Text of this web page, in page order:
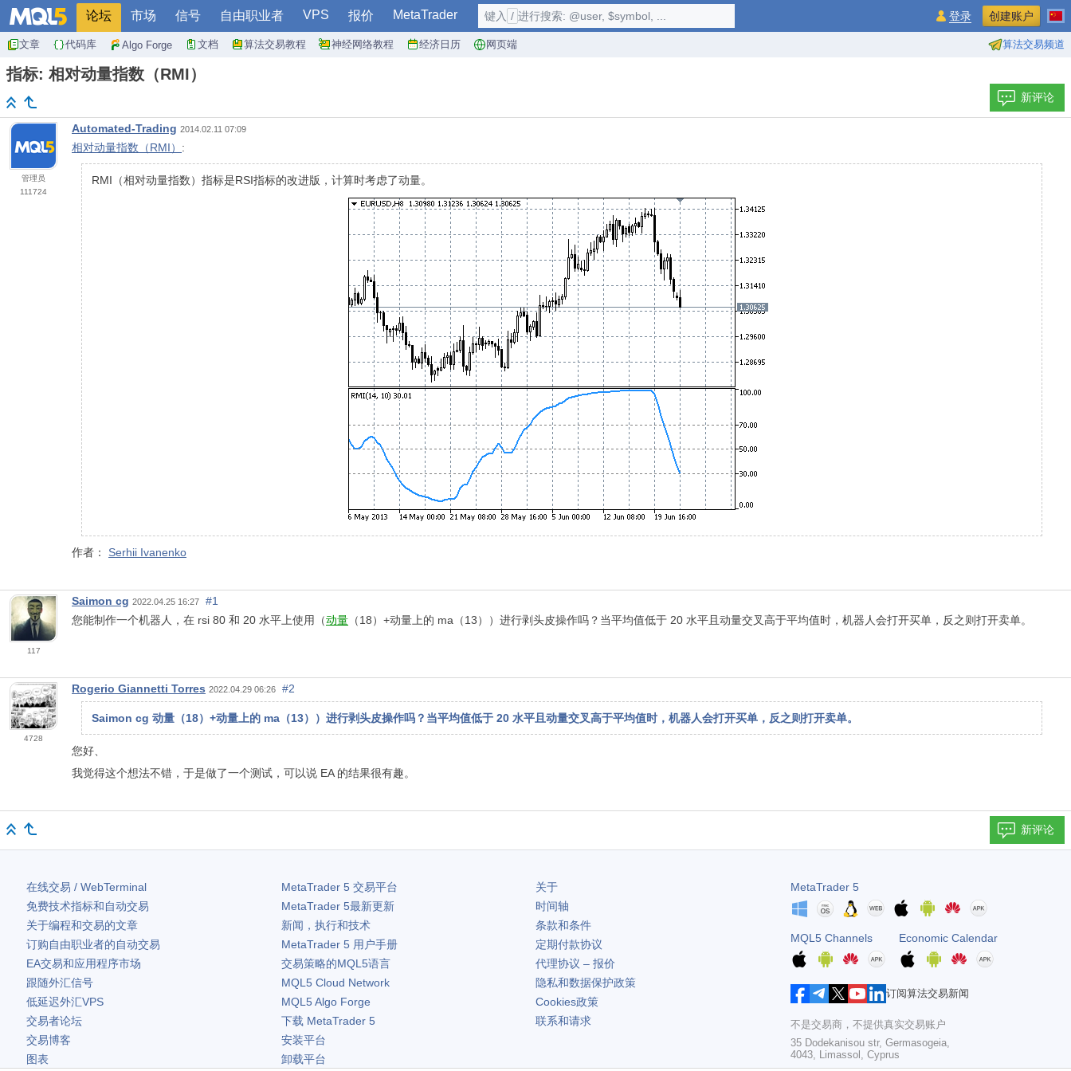
论坛 市场 信号 自由职业者 VPS 报价 MetaTrader
文章 代码库 Algo Forge 文档 算法交易教程 神经网络教程 经济日历 网页端 算法交易频道
键入 / 进行搜索: @user, $symbol, ... 登录 创建账户
指标: 相对动量指数（RMI）
新评论
管理员
111724
Automated-Trading 2014.02.11 07:09
相对动量指数（RMI） :
RMI（相对动量指数）指标是RSI指标的改进版，计算时考虑了动量。
作者： Serhii Ivanenko
117
Saimon cg 2022.04.25 16:27
#1
您能制作一个机器人，在 rsi 80 和 20 水平上使用（动量 （18）+动量上的 ma（13））进行剥头皮操作吗？当平均值低于 20 水平且动量交叉高于平均值时，机器人会打开买单，反之则打开卖单。
4728
Rogerio Giannetti Torres 2022.04.29 06:26 #2
Saimon cg 动量（18）+动量上的 ma（13））进行剥头皮操作吗？当平均值低于 20 水平且动量交叉高于平均值时，机器人会打开买单，反之则打开卖单。
您好、
我觉得这个想法不错，于是做了一个测试，可以说 EA 的结果很有趣。
新评论
在线交易 / WebTerminal
免费技术指标和自动交易
关于编程和交易的文章
订购自由职业者的自动交易
EA交易和应用程序市场
跟随外汇信号
低延迟外汇VPS
交易者论坛
交易博客
图表
MetaTrader 5交易平台
MetaTrader 5最新更新
新闻，执行和技术
MetaTrader 5用户手册
交易策略的MQL5语言
MQL5 Cloud Network
MQL5 Algo Forge
下载 MetaTrader 5
安装平台
卸载平台
关于
时间轴
条款和条件
定期付款协议
代理协议 – 报价
隐私和数据保护政策
Cookies政策
联系和请求
MetaTrader 5
MQL5 Channels Economic Calendar
订阅算法交易新闻
不是交易商，不提供真实交易账户
35 Dodekanisou str, Germasogeia,
4043, Limassol, Cyprus